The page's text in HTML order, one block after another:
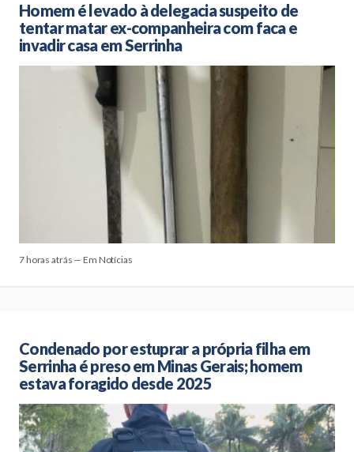
Homem é levado à delegacia suspeito de
tentar matar ex-companheira com faca e
invadir casa em Serrinha
7 horas atrás — Em Notícias
Condenado por estuprar a própria filha em
Serrinha é preso em Minas Gerais; homem
estava foragido desde 2025